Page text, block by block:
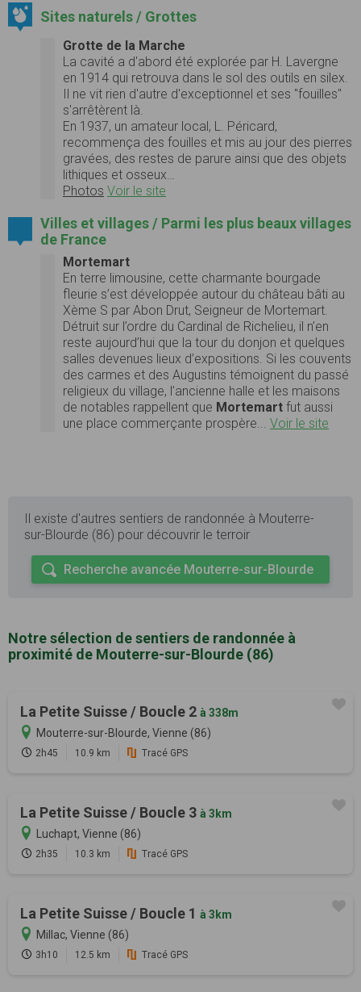
Sites naturels / Grottes
Grotte de la Marche
La cavité a d'abord été explorée par H. Lavergne
en 1914 qui retrouva dans le sol des outils en silex.
Il ne vit rien d'autre d'exceptionnel et ses "fouilles"
s'arrêtèrent là.
En 1937, un amateur local, L. Péricard,
recommença des fouilles et mis au jour des pierres
gravées, des restes de parure ainsi que des objets
lithiques et osseux…
Photos Voir le site
Villes et villages / Parmi les plus beaux villages
de France
Mortemart
En terre limousine, cette charmante bourgade
fleurie s’est développée autour du château bâti au
Xème S par Abon Drut, Seigneur de Mortemart.
Détruit sur l’ordre du Cardinal de Richelieu, il n’en
reste aujourd’hui que la tour du donjon et quelques
salles devenues lieux d’expositions. Si les couvents
des carmes et des Augustins témoignent du passé
religieux du village, l’ancienne halle et les maisons
de notables rappellent que Mortemart fut aussi
une place commerçante prospère... Voir le site
Il existe d'autres sentiers de randonnée à Mouterre-
sur-Blourde (86) pour découvrir le terroir
Recherche avancée Mouterre-sur-Blourde
Notre sélection de sentiers de randonnée à
proximité de Mouterre-sur-Blourde (86)
La Petite Suisse / Boucle 2 à 338m
Mouterre-sur-Blourde, Vienne (86)
2h45 10.9 km Tracé GPS
La Petite Suisse / Boucle 3 à 3km
Luchapt, Vienne (86)
2h35 10.3 km Tracé GPS
La Petite Suisse / Boucle 1 à 3km
Millac, Vienne (86)
3h10 12.5 km Tracé GPS